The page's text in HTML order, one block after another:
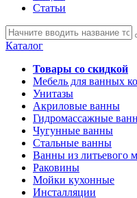
Статьи
Каталог
Товары со скидкой
Мебель для ванных
Унитазы
Акриловые ванны
Гидромассажные
Чугунные ванны
Стальные ванны
Ванны из литьевого
Раковины
Мойки кухонные
Инсталляции